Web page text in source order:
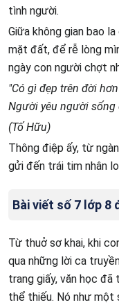
tình người.
Giữa không gian bao
mặt đất, để rễ lòng
ngày con người chợt
"Có gì đẹp trên đời
Người yêu người sống
(Tố Hữu)
Thông điệp ấy, từ
gửi đến trái tim nhân
Bài viết số 7 lớp 8
Từ thuở sơ khai, khi
qua những lời ca
trang giấy, văn học đã
thể thiếu. Nó như một